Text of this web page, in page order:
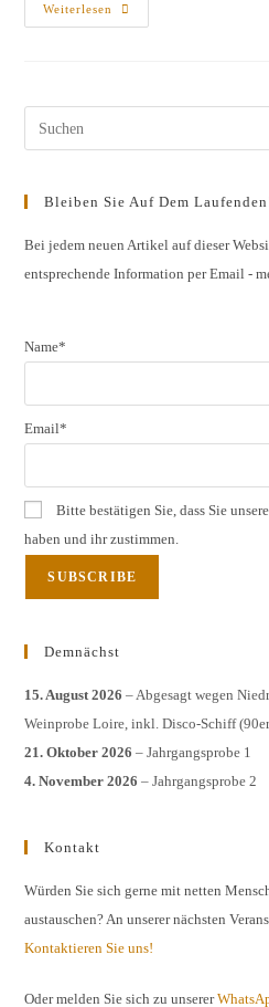
Weiterlesen
Studienfahrt
In
(Spanien)
Bleiben Sie Auf Dem
Bei jedem neuen Artikel auf dieser
entsprechende Information per Email -
Name*
Email*
Bitte bestätigen Sie, dass Sie
haben und ihr zustimmen.
Demnächst
15. August 2026 – Abgesagt wegen
Weinprobe Loire, inkl. Disco-Schiff
21. Oktober 2026 – Jahrgangsprobe 1
4. November 2026 – Jahrgangsprobe 2
Kontakt
Würden Sie sich gerne mit netten
austauschen? An unserer nächsten
Kontaktieren Sie uns!
Oder melden Sie sich zu unserer